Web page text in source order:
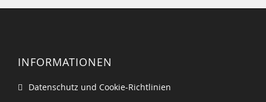
INFORMATIONEN
Datenschutz und Cookie-Richtlinien